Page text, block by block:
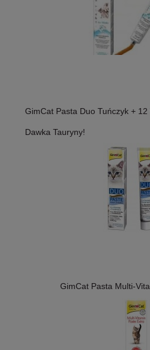
GimCat Pasta Duo Tuńczyk +
Dawka Tauryny!
GimCat Pasta Multi-